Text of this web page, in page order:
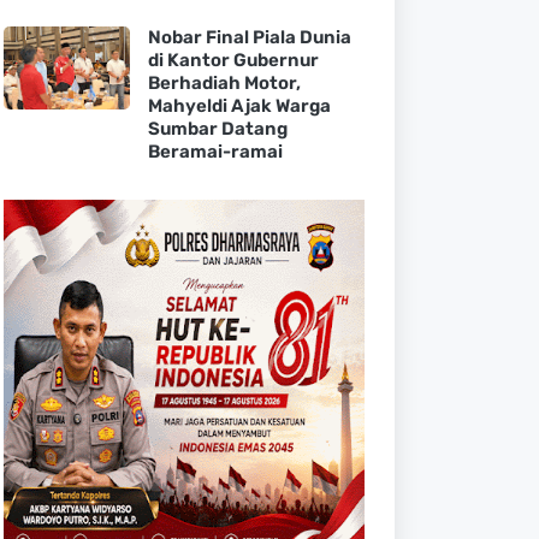
Nobar Final Piala Dunia
di Kantor Gubernur
Berhadiah Motor,
Mahyeldi Ajak Warga
Sumbar Datang
Beramai-ramai